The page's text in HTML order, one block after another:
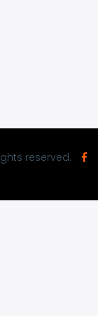
reserved.